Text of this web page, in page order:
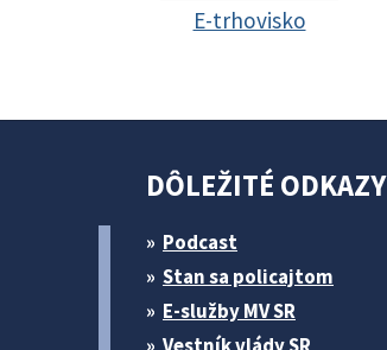
E-trhovisko
DÔLEŽITÉ ODKAZY
Podcast
Stan sa policajtom
E-služby MV SR
Vestník vlády SR